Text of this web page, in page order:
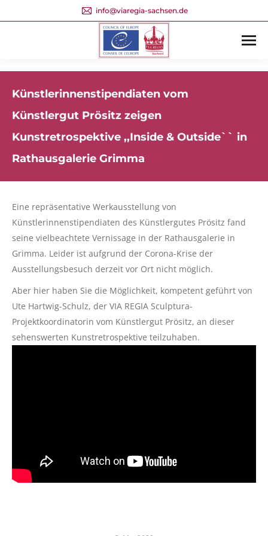
info@viaregia-sachsen.de
Künstlerinnenstipendiaten vom
Künstlergut Prösitz zeigen
Kunstretrospektive ,,Inside & Outside`` in
Rathausgalerie Grimma
Eine repräsentative Werkausstellung von
Künstlerinnenstipendiaten des Künstlergutes Prösitz fand
seine vielbeachtete Vernissage in der Rathausgalerie in
Grimma. Leider ist aufgrund der Corona-Krise der
Ausstellungsbesuch derzeit vor Ort nicht möglich.
Aber hier haben Sie die Möglichkeit, kompetent geführt von
Ute Hartwig-Schulz, der VIA REGIA Sculptura-
Projektkoordinatorin vom Künstlergut Prösitz, an dieser
sehenswerten Kunstretrospektive teilzuhaben.